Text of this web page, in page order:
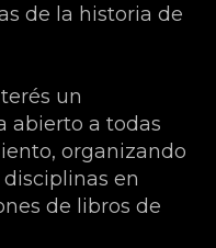
de la historia de
un
abierto a todas
organizando
en
de libros de